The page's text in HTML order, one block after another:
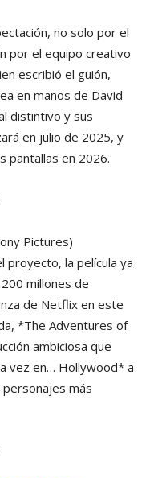
no solo por el
por el equipo creativo
escribió el guión,
en manos de David
distintivo y sus
en julio de 2025, y
pantallas en 2026.
Pictures)
proyecto, la película ya
millones de
de Netflix en este
*The Adventures of
ambiciosa que
vez en… Hollywood* a
personajes más